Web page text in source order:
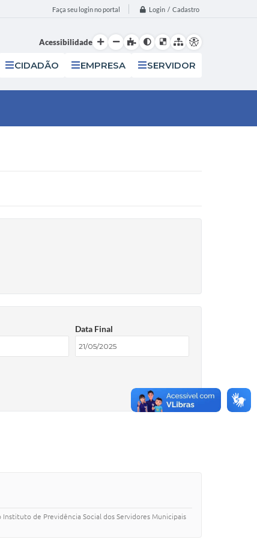
Faça seu login no portal Login / Cadastro
Acessibilidade
CIDADÃO EMPRESA SERVIDOR
Data Final
Instituto de Previdência Social dos Servidores Municipais